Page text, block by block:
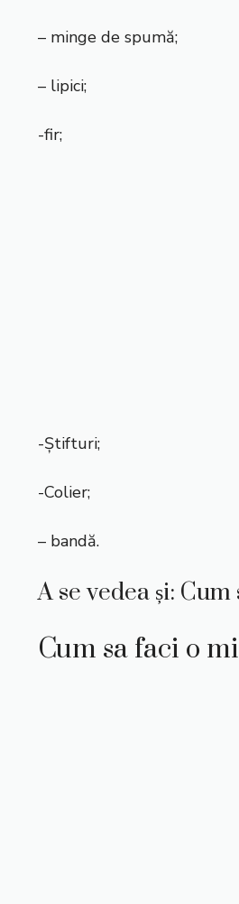
– minge de spumă;
– lipici;
-fir;
-Ştifturi;
-Colier;
– bandă.
A se vedea și:
Cum sa faci o